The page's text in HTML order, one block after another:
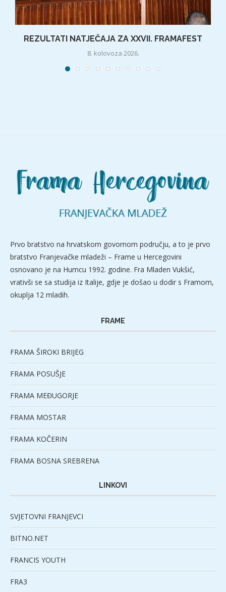
REZULTATI NATJEČAJA ZA XXVII. FRAMAFEST
8. kolovoza 2026.
Prvo bratstvo na hrvatskom govornom području, a to je prvo
bratstvo Franjevačke mladeži – Frame u Hercegovini
osnovano je na Humcu 1992. godine. Fra Mladen Vukšić,
vrativši se sa studija iz Italije, gdje je došao u dodir s Framom,
okuplja 12 mladih.
FRAME
FRAMA ŠIROKI BRIJEG
FRAMA POSUŠJE
FRAMA MEĐUGORJE
FRAMA MOSTAR
FRAMA KOČERIN
FRAMA BOSNA SREBRENA
LINKOVI
SVJETOVNI FRANJEVCI
BITNO.NET
FRANCIS YOUTH
FRA3